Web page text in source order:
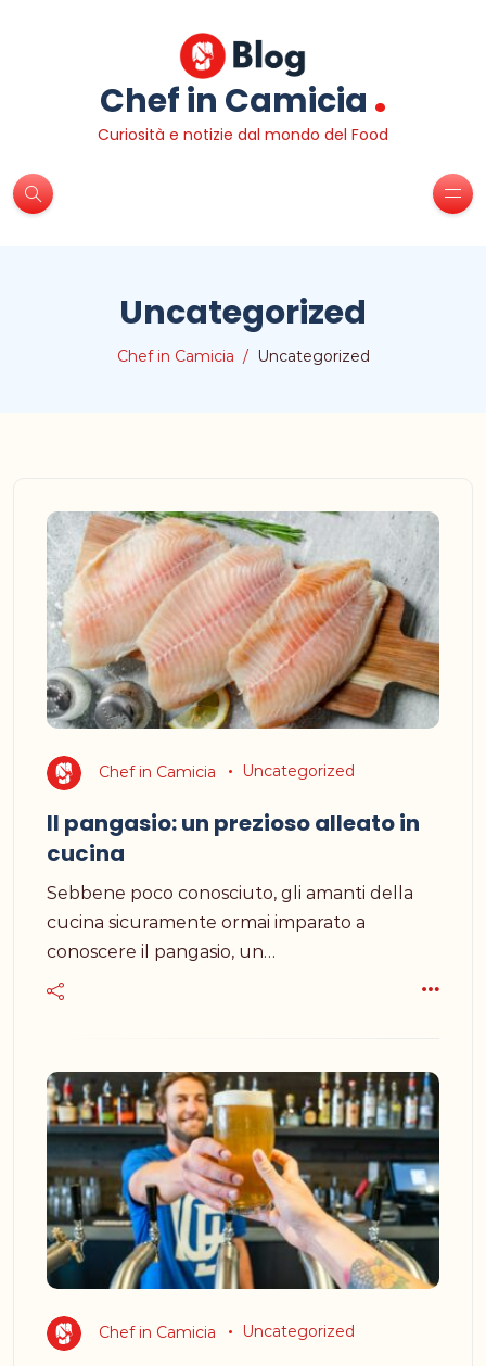
Chef in Camicia .
Curiosità e notizie dal mondo del Food
Uncategorized
Chef in Camicia Uncategorized
Chef in Camicia Uncategorized
Il pangasio: un prezioso alleato in
cucina
Sebbene poco conosciuto, gli amanti della
cucina sicuramente ormai imparato a
conoscere il pangasio, un…
Chef in Camicia Uncategorized